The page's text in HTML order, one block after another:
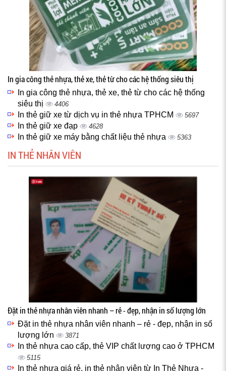
In gia công thẻ nhựa, thẻ xe, thẻ từ cho các hệ thống siêu thị
In gia công thẻ nhựa, thẻ xe, thẻ từ cho các hệ thống
siêu thị
4406
In thẻ giữ xe từ dịch vụ in thẻ nhựa TPHCM 5697
In thẻ giữ xe đạp 4628
In thẻ giữ xe máy bằng chất liệu thẻ nhựa 5363
IN THẺ NHÂN VIÊN
Đặt in thẻ nhựa nhân viên nhanh – rẻ - đẹp, nhận in số lượng lớn
Đặt in thẻ nhựa nhân viên nhanh – rẻ - đẹp, nhận in số
lượng lớn
3871
In thẻ nhựa cao cấp, thẻ VIP chất lượng cao ở TPHCM
5115
In thẻ nhựa giá rẻ, in thẻ nhân viên từ In Thẻ Nhựa -